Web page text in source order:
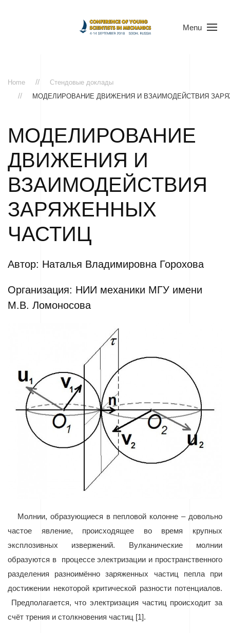
Menu
Home
Стендовые доклады
МОДЕЛИРОВАНИЕ ДВИЖЕНИЯ И ВЗАИМОДЕЙСТВИЯ
МОДЕЛИРОВАНИЕ
ДВИЖЕНИЯ И
ВЗАИМОДЕЙСТВИЯ
ЗАРЯЖЕННЫХ
ЧАСТИЦ
Автор: Наталья Владимировна Горохова
Организация: НИИ механики МГУ имени
М.В. Ломоносова
Молнии, образующиеся в пепловой колонне – довольно
частое явление, происходящее во время крупных
эксплозивных извержений. Вулканические молнии
образуются в
процессе электризации и пространственного
разделения разноимённо заряженных частиц пепла при
достижении некоторой критической разности потенциалов.
Предполагается, что электризация частиц происходит за
счёт трения и столкновения частиц [1].